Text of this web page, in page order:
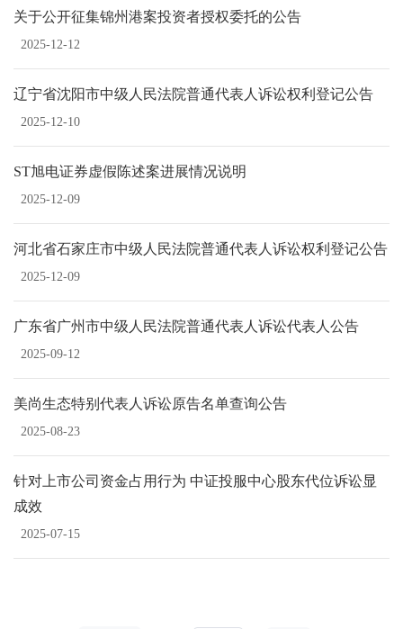
关于公开征集锦州港案投资者授权委托的公告
2025-12-12
辽宁省沈阳市中级人民法院普通代表人诉讼权利登记公告
2025-12-10
ST旭电证券虚假陈述案进展情况说明
2025-12-09
河北省石家庄市中级人民法院普通代表人诉讼权利登记公告
2025-12-09
广东省广州市中级人民法院普通代表人诉讼代表人公告
2025-09-12
美尚生态特别代表人诉讼原告名单查询公告
2025-08-23
针对上市公司资金占用行为 中证投服中心股东代位诉讼显
成效
2025-07-15